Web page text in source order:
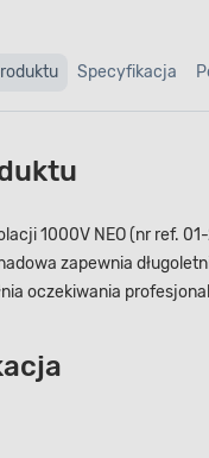
Specyfikacja
1000V NEO (nr ref.
zapewnia
oczekiwania